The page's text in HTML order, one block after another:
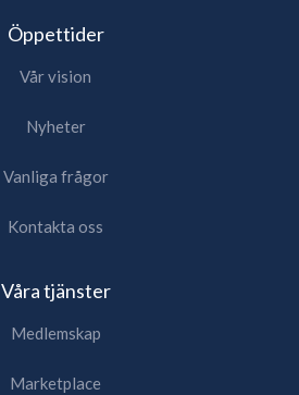
Öppettider
Vår vision
Nyheter
Vanliga frågor
Kontakta oss
Våra tjänster
Medlemskap
Marketplace